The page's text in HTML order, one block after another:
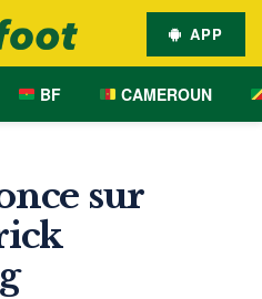
APP
BF CAMEROUN
sur